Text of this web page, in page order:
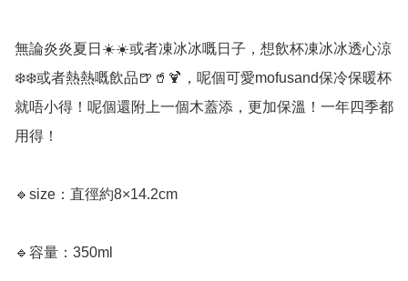
無論炎炎夏日☀️☀️或者凍冰冰嘅日子，想飲杯凍冰冰透心涼
❄️❄️或者熱熱嘅飲品🍺🥤🍹，呢個可愛mofusand保冷保暖杯
就唔小得！呢個還附上一個木蓋添，更加保溫！一年四季都
用得！
🔹size：直徑約8×14.2cm
🔹容量：350ml